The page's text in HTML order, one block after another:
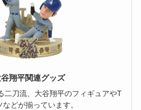
翔平関連グッズ
二刀流、大谷翔平のフィギュアやT
などが揃っています。